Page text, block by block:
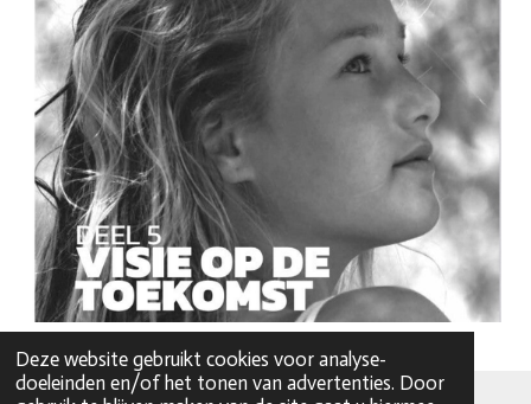
Deze website gebruikt cookies voor analyse-
doeleinden en/of het tonen van advertenties. Door